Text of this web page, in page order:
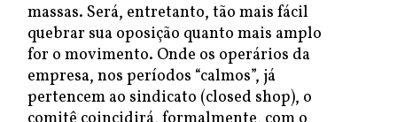
massas. Será, entretanto, tão mais fácil
quebrar sua oposição quanto mais amplo
for o movimento. Onde os operários da
empresa, nos períodos “calmos”, já
pertencem ao sindicato (closed shop), o